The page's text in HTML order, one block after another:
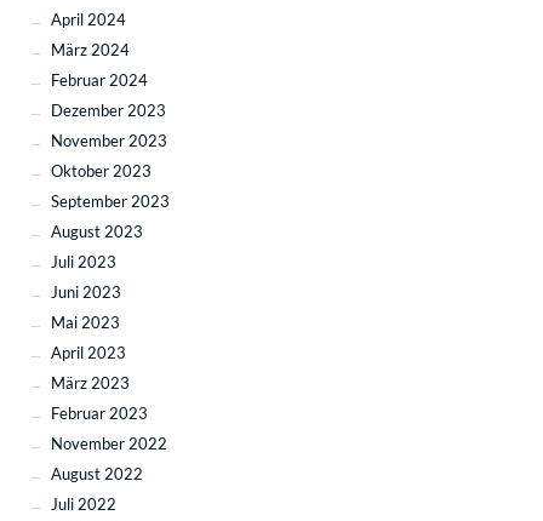
April 2024
März 2024
Februar 2024
Dezember 2023
November 2023
Oktober 2023
September 2023
August 2023
Juli 2023
Juni 2023
Mai 2023
April 2023
März 2023
Februar 2023
November 2022
August 2022
Juli 2022